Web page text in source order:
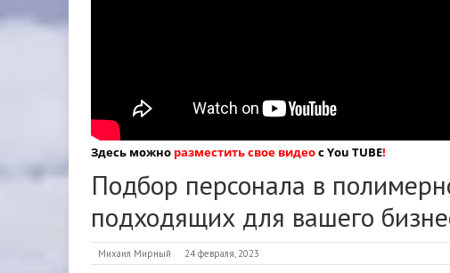
Здесь можно разместить свое видеос You TUBE!
Подбор персонала в
подходящих для вашего
Михаил Мирный 24 февраля, 2023